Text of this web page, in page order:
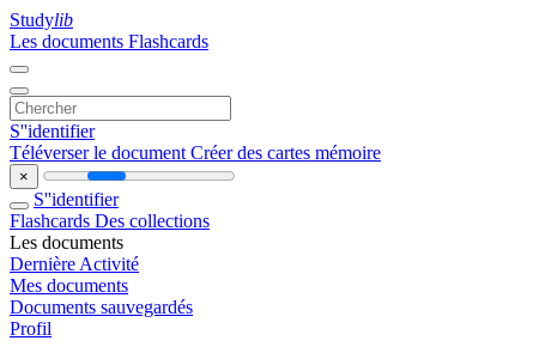
Studylib
Les documents Flashcards
S''identifier
Téléverser le document Créer des cartes mémoire
×
S''identifier
Flashcards Des collections
Les documents
Dernière Activité
Mes documents
Documents sauvegardés
Profil